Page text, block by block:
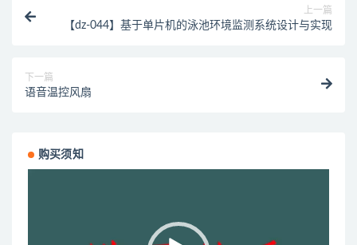
上一篇
【dz-044】基于单片机的泳池环境监测系统设计与实现
下一篇
语音温控风扇
购买须知